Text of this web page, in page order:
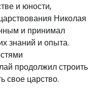
и юности,
Николая
и принимал
знаний и опыта.
продолжил строить
свое царство.